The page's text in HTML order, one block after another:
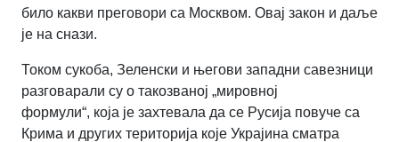
било какви преговори са Москвом. Овај закон и даље
је на снази.
Током сукоба, Зеленски и његови западни савезници
разговарали су о такозваној „мировној
формули“, која је захтевала да се Русија повуче са
Крима и других територија које Украјина сматра